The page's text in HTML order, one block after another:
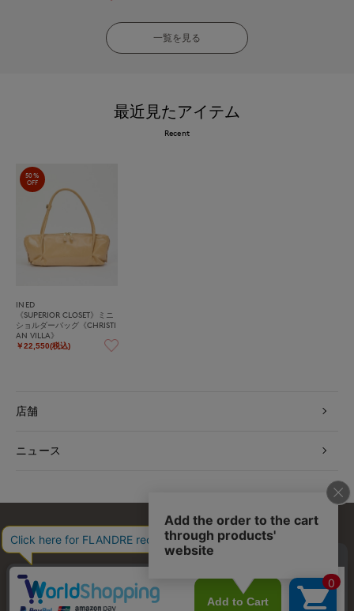
一覧を見る
最近見たアイテム
Recent
50%
OFF
INED
《SUPERIOR CLOSET》ミニ
ショルダーバッグ《CHRISTI
AN VILLA》
￥22,550(税込)
店舗
ニュース
お問い合わせ 利用規約 会社概要 プライバシーポリシー
特定商取引・古物営業法に基づく表示 店舗リスト